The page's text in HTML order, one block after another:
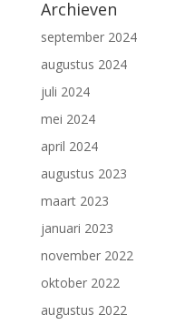
Archieven
september 2024
augustus 2024
juli 2024
mei 2024
april 2024
augustus 2023
maart 2023
januari 2023
november 2022
oktober 2022
augustus 2022